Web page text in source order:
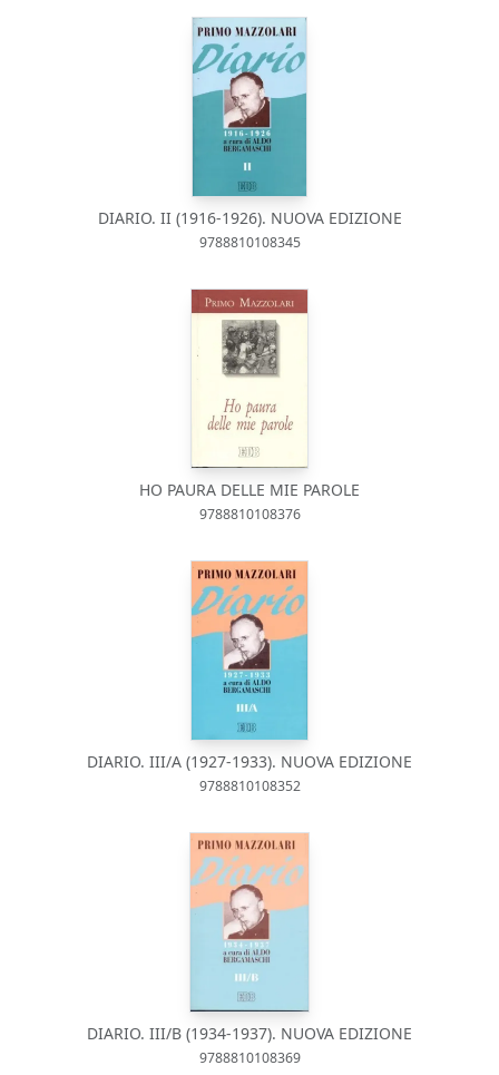
DIARIO. II (1916-1926). NUOVA EDIZIONE
9788810108345
HO PAURA DELLE MIE PAROLE
9788810108376
DIARIO. III/A (1927-1933). NUOVA EDIZIONE
9788810108352
DIARIO. III/B (1934-1937). NUOVA EDIZIONE
9788810108369